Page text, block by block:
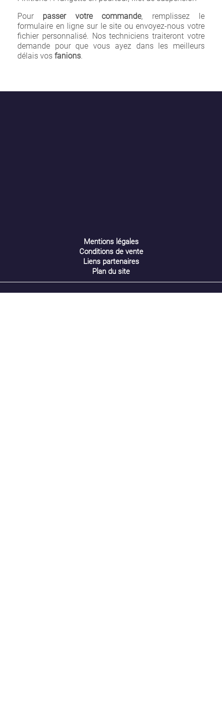
Pour passer votre commande, remplissez le
formulaire en ligne sur le site ou envoyez-nous votre
fichier personnalisé. Nos techniciens traiteront votre
demande pour que vous ayez dans les meilleurs
délais vos fanions.
Mentions légales
Conditions de vente
Liens partenaires
Plan du site